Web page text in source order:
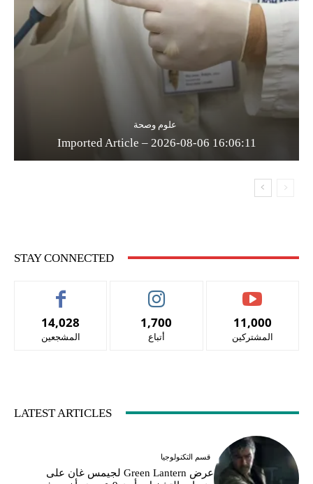
علوم وصحة
Imported Article – 2026-08-06 16:06:11
STAY CONNECTED
14,028
المشجعين
1,700
أتباع
11,000
المشتركين
LATEST ARTICLES
قسم التكنولوجيا
عرض Green Lantern لجيمس غان على